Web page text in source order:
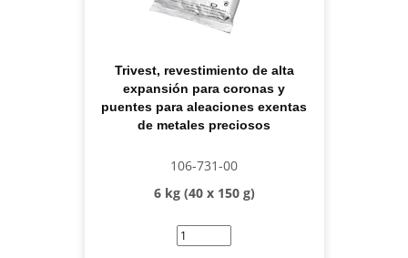
Trivest, revestimiento de alta
expansión para coronas y
puentes para aleaciones exentas
de metales preciosos
106-731-00
6 kg (40 x 150 g)